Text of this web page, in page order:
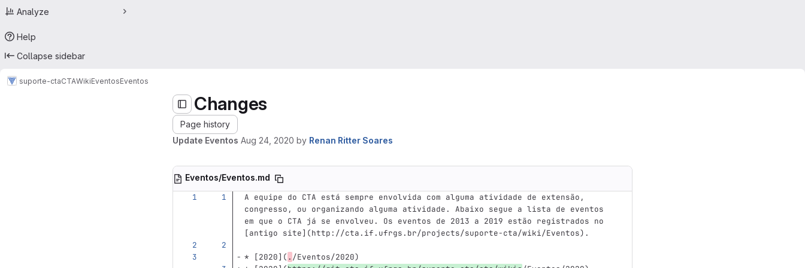
Analyze
Help
Collapse sidebar
suporte-ctaCTAWikiEventosEventos
Changes
Page history
Update Eventos Aug 24, 2020 by Renan Ritter Soares
Eventos/Eventos.md
A equipe do CTA está sempre envolvida com alguma atividade de extensão,
congresso, ou organizando alguma atividade. Abaixo segue a lista de eventos
em que o CTA já se envolveu. Os eventos de 2013 a 2019 estão registrados no
[antigo site](http://cta.if.ufrgs.br/projects/suporte-cta/wiki/Eventos) .
* [2020]( . /Eventos/2020)